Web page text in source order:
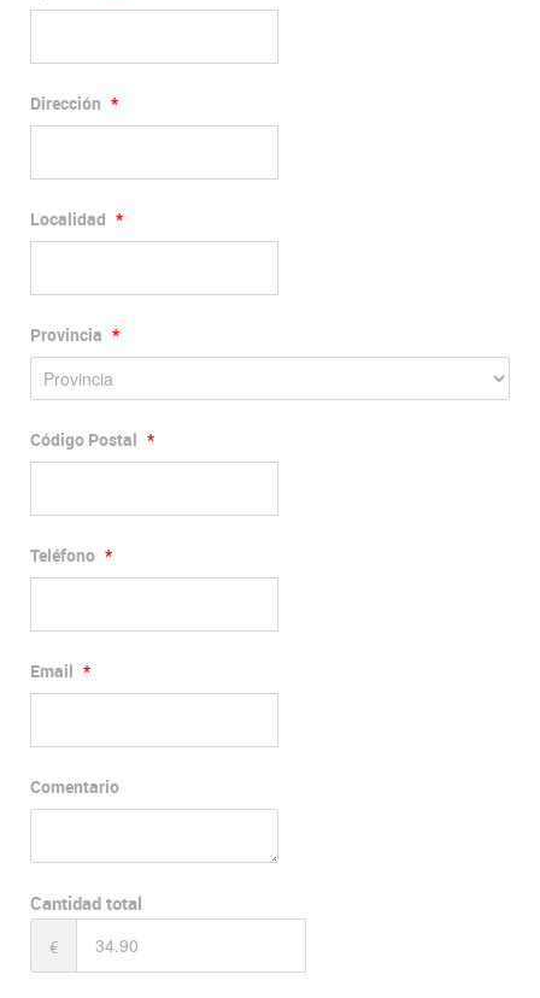
Dirección *
Localidad *
Provincia *
Código Postal *
Teléfono *
Email *
Comentario
Cantidad total
€